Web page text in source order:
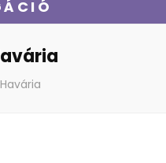
Havária